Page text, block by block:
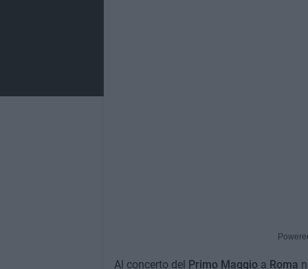
Al concerto del Primo Maggioa Roma